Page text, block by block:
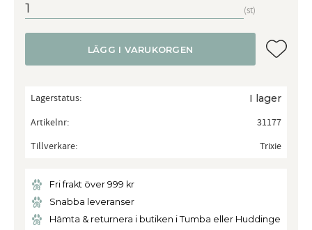
st
LÄGG I VARUKORGEN Lägg
Lagerstatus I lager
Artikelnr
31177
Tillverkare
Trixie
Fri frakt över 999 kr
Snabba leveranser
Hämta & returnera i butiken i Tumba eller Huddinge